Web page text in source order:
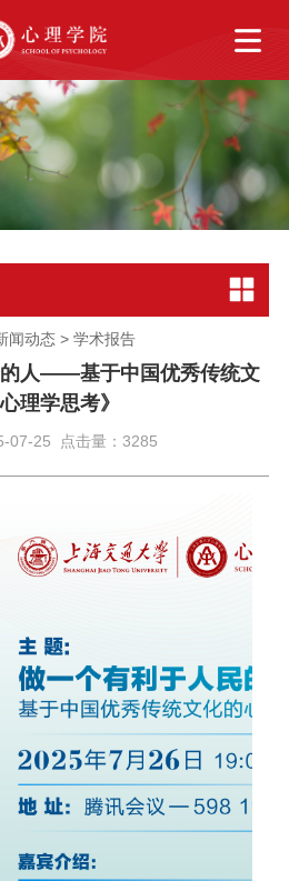
闻动态> 学术报告
的人——基于中国优秀传统文
理学思考》
07-25 点击量：3285